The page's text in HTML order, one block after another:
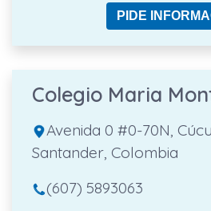
PIDE
Colegio Maria
Avenida 0 #0-70N,
Santander, Colombia
(607) 5893063